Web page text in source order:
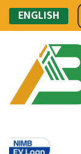
ENGLISH